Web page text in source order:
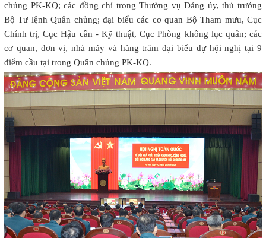
chủng PK-KQ; các đồng chí trong Thường vụ Đảng ủy, thủ trưởng
Bộ Tư lệnh Quân chủng; đại biểu các cơ quan Bộ Tham mưu, Cục
Chính trị, Cục Hậu cần - Kỹ thuật, Cục Phòng không lục quân; các
cơ quan, đơn vị, nhà máy và hàng trăm đại biểu dự hội nghị tại 9
điểm cầu tại trong Quân chủng PK-KQ.